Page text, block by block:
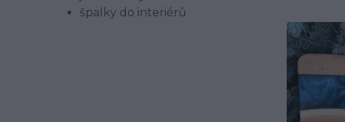
špalky do interiérů